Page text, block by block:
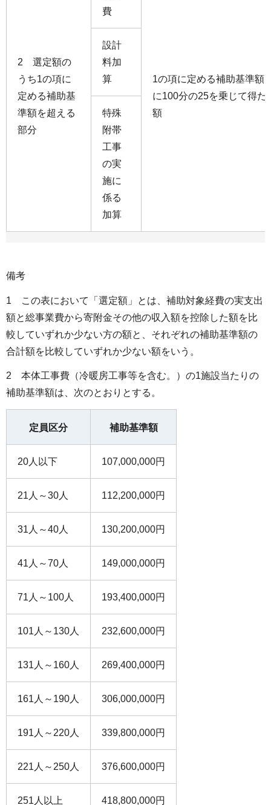
2 選定額の
うち1の項に
定める補助基
準額を超える
部分
費
1の項に定める補助基準額
に100分の25を乗じて得た
額
設計
料加
算
特殊
附帯
工事
の実
施に
係る
加算
備考
1 この表において「選定額」とは、補助対象経費の実支出
額と総事業費から寄附金その他の収入額を控除した額を比
較していずれか少ない方の額と、それぞれの補助基準額の
合計額を比較していずれか少ない額をいう。
2 本体工事費（冷暖房工事等を含む。）の1施設当たりの
補助基準額は、次のとおりとする。
定員区分 補助基準額
20人以下 107,000,000円
21人～30人 112,200,000円
31人～40人 130,200,000円
41人～70人 149,000,000円
71人～100人 193,400,000円
101人～130人 232,600,000円
131人～160人 269,400,000円
161人～190人 306,000,000円
191人～220人 339,800,000円
221人～250人 376,600,000円
251人以上 418,800,000円